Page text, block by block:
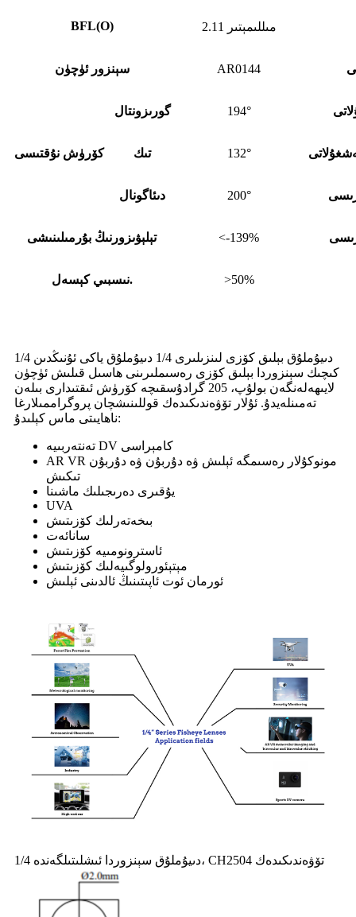
BFL(O) 2.11 مىللىمېتىر
سېنزور ئۈچۈن AR0144
كۆرۈش نۇقتىسى
گورىزونتال 194°
تىك 132°
دىئاگونال 200°
تېلېۋىزورنىڭ بۇرمىلىنىشى <-139%
نىسبىي كېسەل. >50%
1/4 دىيۇملۇق بېلىق كۆزى لىنزىلىرى 1/4 دىيۇملۇق ياكى ئۇنىڭدىن
كىچىك سېنزوردا بېلىق كۆزى رەسىملىرىنى ھاسىل قىلىش ئۈچۈن
لايىھەلەنگەن بولۇپ، 205 گرادۇسقىچە كۆرۈش ئىقتىدارى بىلەن
تەمىنلەيدۇ. ئۇلار تۆۋەندىكىدەك قوللىنىشچان پروگراممىلارغا
ناھايىتى ماس كېلىدۇ:
تەنتەربىيە DV كامېراسى
AR VR مونوكۇلار رەسىمگە ئېلىش ۋە دۇربۇن ۋە دۇربۇن
تىكىش
يۇقىرى دەرىجىلىك ماشىنا
UVA
بىخەتەرلىك كۆزىتىش
سانائەت
ئاسترونومىيە كۆزىتىش
مېتېئورولوگىيەلىك كۆزىتىش
ئورمان ئوت ئاپىتىنىڭ ئالدىنى ئېلىش
1/4 دىيۇملۇق سېنزوردا ئىشلىتىلگەندە، CH2504 تۆۋەندىكىدەك